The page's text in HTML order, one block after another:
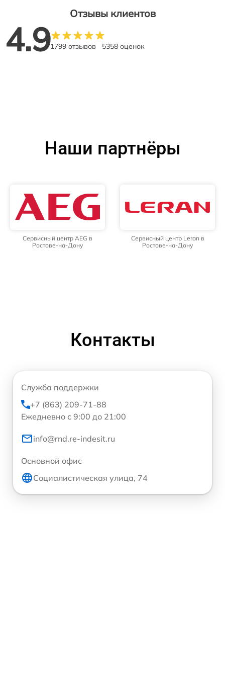
Отзывы клиентов
4.91799 отзывов 5358 оценок
Наши партнёры
Сервисный центр AEG в
Ростове-на-Дону
Сервисный центр Leran в
Ростове-на-Дону
Контакты
Служба поддержки
+7 (863) 209-71-88
Ежедневно с 9:00 до 21:00
info@rnd.re-indesit.ru
Основной офис
Социалистическая улица, 74